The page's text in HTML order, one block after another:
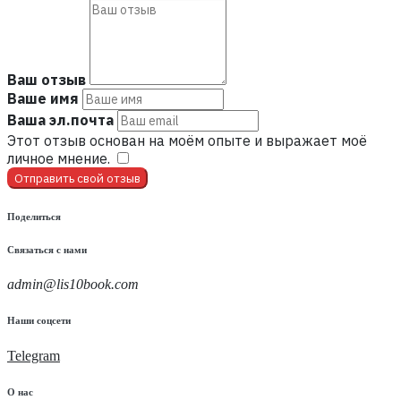
Ваш отзыв
Ваше имя
Ваша эл.почта
Этот отзыв основан на моём опыте и выражает моё
личное мнение.
Отправить свой отзыв
Поделиться
Связаться с нами
admin@lis10book.com
Наши соцсети
Telegram
О нас